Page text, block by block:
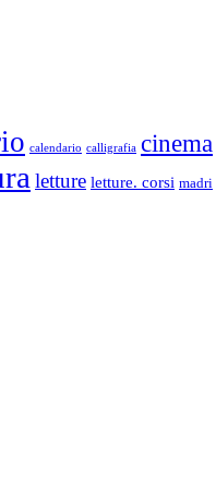
calendario calligrafia cinema
letture letture. corsi madri